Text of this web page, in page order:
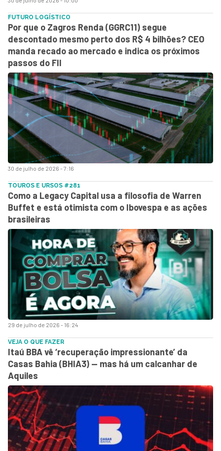
30 de julho de 2026 - 7:16
FUTURO LOGÍSTICO
Por que o Zagros Renda (GGRC11) segue
descontado mesmo perto dos R$ 4 bilhões? CEO
manda recado ao mercado e indica os próximos
passos do FII
29 de julho de 2026 - 16:24
TOUROS E URSOS #281
Como a Legacy Capital usa a filosofia de Warren
Buffet e está otimista com o Ibovespa e as ações
brasileiras
VEJA O QUE FAZER
Itaú BBA vê ‘recuperação impressionante’ da
Casas Bahia (BHIA3) — mas há um calcanhar de
Aquiles